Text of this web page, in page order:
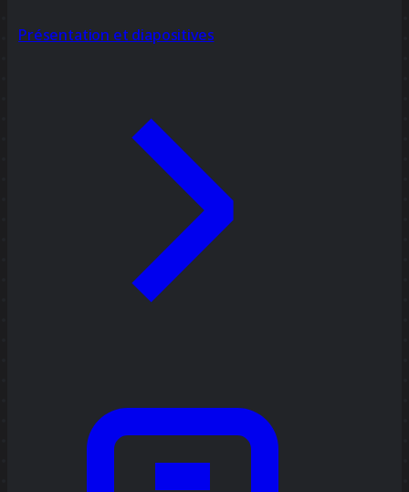
Présentation et diapositives